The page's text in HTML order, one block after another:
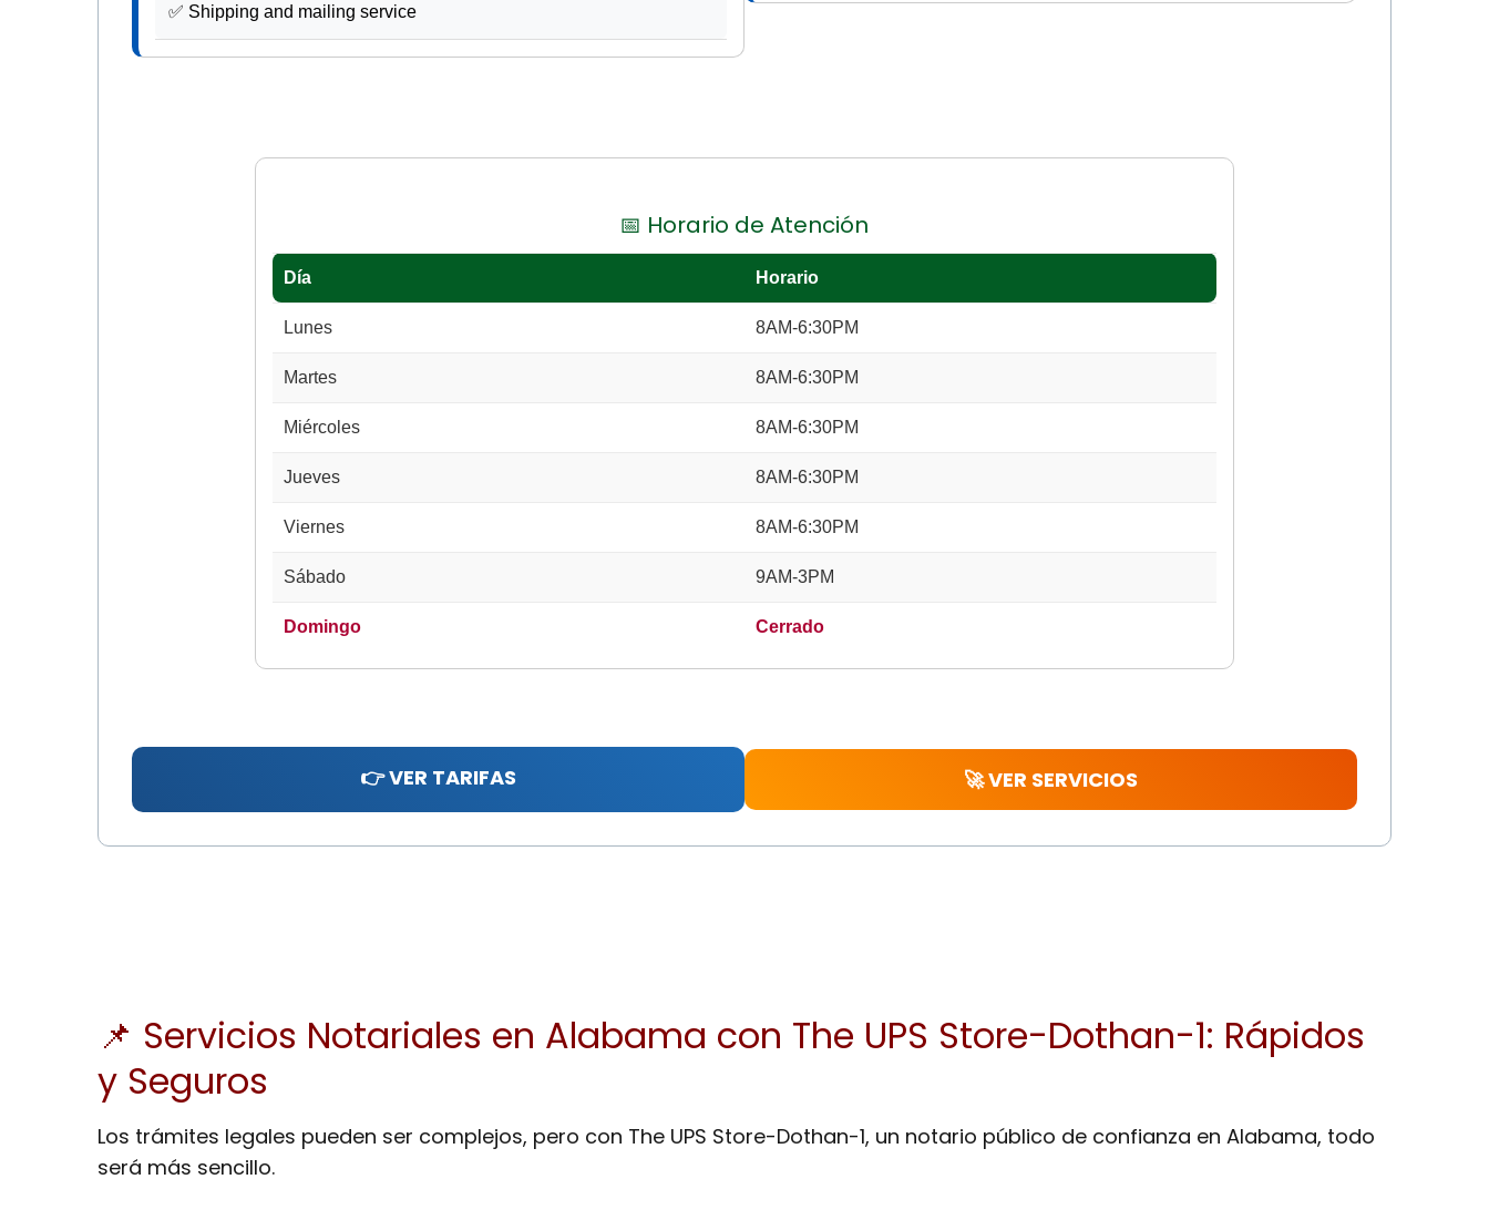
✅ Shipping and mailing service
📅 Horario de Atención
Día Horario
Lunes 8AM-6:30PM
Martes 8AM-6:30PM
Miércoles 8AM-6:30PM
Jueves 8AM-6:30PM
Viernes 8AM-6:30PM
Sábado 9AM-3PM
Domingo Cerrado
👉 VER TARIFAS 🚀 VER SERVICIOS
📌 Servicios Notariales en Alabama con The UPS Store-Dothan-1: Rápidos
y Seguros
Los trámites legales pueden ser complejos, pero con The UPS Store-Dothan-1, un notario público de confianza en Alabama, todo
será más sencillo.